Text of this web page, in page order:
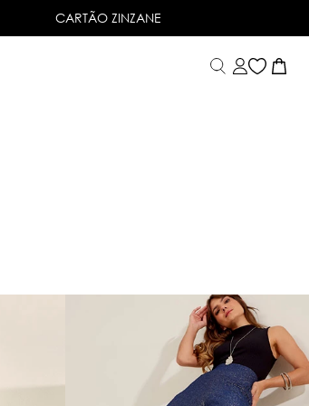
6X SEM JUROSNO CARTÃO DE CRÉDITO
CARTÃO ZINZANE